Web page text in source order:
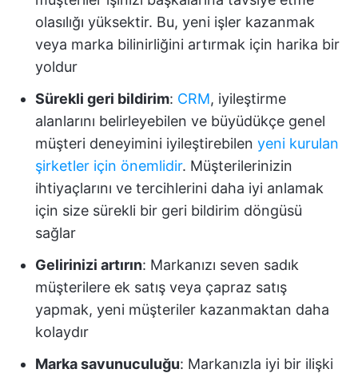
olasılığı yüksektir. Bu, yeni işler kazanmak
veya marka bilinirliğini artırmak için harika bir
yoldur
Sürekli geri bildirim: CRM, iyileştirme
alanlarını belirleyebilen ve büyüdükçe genel
müşteri deneyimini iyileştirebilen yeni kurulan
şirketler için önemlidir. Müşterilerinizin
ihtiyaçlarını ve tercihlerini daha iyi anlamak
için size sürekli bir geri bildirim döngüsü
sağlar
Gelirinizi artırın: Markanızı seven sadık
müşterilere ek satış veya çapraz satış
yapmak, yeni müşteriler kazanmaktan daha
kolaydır
Marka savunuculuğu: Markanızla iyi bir ilişki